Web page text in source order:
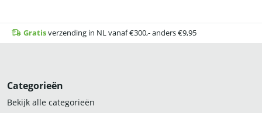
Gratisverzending in NL vanaf €300,- anders €9,95
Categorieën
Bekijk alle categorieën